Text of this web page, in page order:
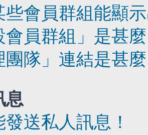
些會員群組能顯
會員群組」是甚
團隊」連結是甚
息
送私人訊息！